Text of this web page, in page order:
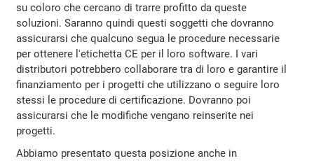
su coloro che cercano di trarre profitto da queste
soluzioni. Saranno quindi questi soggetti che dovranno
assicurarsi che qualcuno segua le procedure necessarie
per ottenere l'etichetta CE per il loro software. I vari
distributori potrebbero collaborare tra di loro e garantire il
finanziamento per i progetti che utilizzano o seguire loro
stessi le procedure di certificazione. Dovranno poi
assicurarsi che le modifiche vengano reinserite nei
progetti.
Abbiamo presentato questa posizione anche in